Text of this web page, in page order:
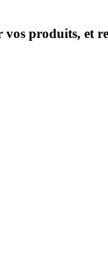
produits, et